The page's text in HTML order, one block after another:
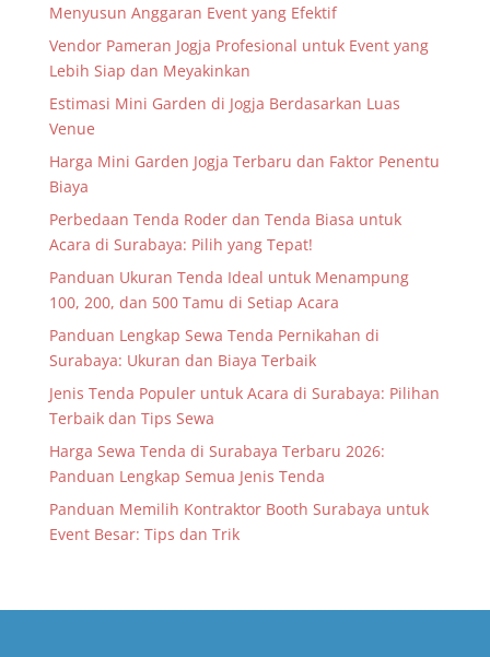
Menyusun Anggaran Event yang Efektif
Vendor Pameran Jogja Profesional untuk Event yang
Lebih Siap dan Meyakinkan
Estimasi Mini Garden di Jogja Berdasarkan Luas
Venue
Harga Mini Garden Jogja Terbaru dan Faktor Penentu
Biaya
Perbedaan Tenda Roder dan Tenda Biasa untuk
Acara di Surabaya: Pilih yang Tepat!
Panduan Ukuran Tenda Ideal untuk Menampung
100, 200, dan 500 Tamu di Setiap Acara
Panduan Lengkap Sewa Tenda Pernikahan di
Surabaya: Ukuran dan Biaya Terbaik
Jenis Tenda Populer untuk Acara di Surabaya: Pilihan
Terbaik dan Tips Sewa
Harga Sewa Tenda di Surabaya Terbaru 2026:
Panduan Lengkap Semua Jenis Tenda
Panduan Memilih Kontraktor Booth Surabaya untuk
Event Besar: Tips dan Trik